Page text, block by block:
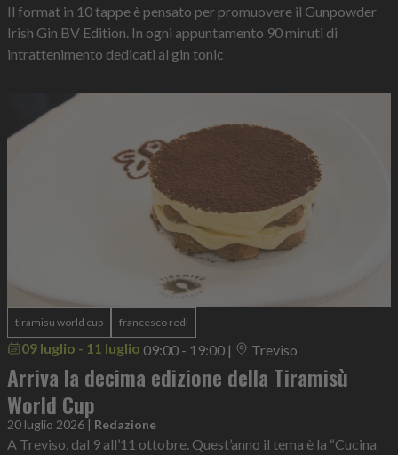
Il format in 10 tappe è pensato per promuovere il Gunpowder
Irish Gin BV Edition. In ogni appuntamento 90 minuti di
intrattenimento dedicati al gin tonic
tiramisu world cup francesco redi
09 luglio - 11 luglio 09:00 - 19:00 | Treviso
Arriva la decima edizione della Tiramisù
World Cup
20 luglio 2026 | Redazione
A Treviso, dal 9 all’11 ottobre. Quest’anno il tema è la “Cucina